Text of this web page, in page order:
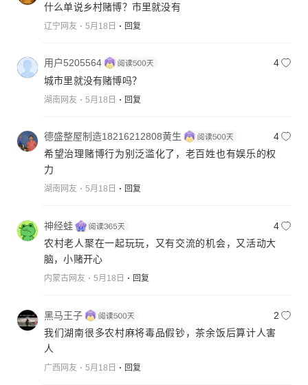
什么单说乡村赌博？市里就没有
辽宁网友 5月18日 回复
用户5205564
4
城市里就没有赌博吗？
湖南网友 5月18日 回复
德盛整屋制造18216212808黄生
4
希望治理赌博行为别泛滥化了，老百姓也有娱乐的权
力
湖南网友 5月18日 回复
神经蛙
4
农村老人聚在一起玩玩，又有交流的机会，又活动大
脑，小赌开心
内蒙古网友 5月18日 回复
黑马王子
2
我们湖南很多农村麻将毒品假钞，茶余饭后算计人害
人
广西网友 5月18日 回复